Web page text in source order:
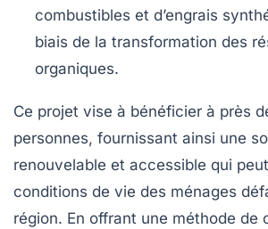
combustibles et d’engrais
biais de la transformation des
organiques.
Ce projet vise à bénéficier à près
personnes, fournissant ainsi une
renouvelable et accessible qui
conditions de vie des ménages
région. En offrant une méthode de